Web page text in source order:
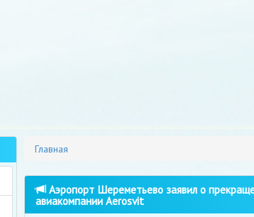
Главная
Аэропорт Шереметьево заявил о
авиакомпании Aerosvit